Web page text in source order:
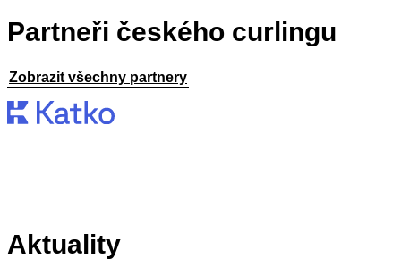
Partneři českého curlingu
Zobrazit všechny partnery
Aktuality